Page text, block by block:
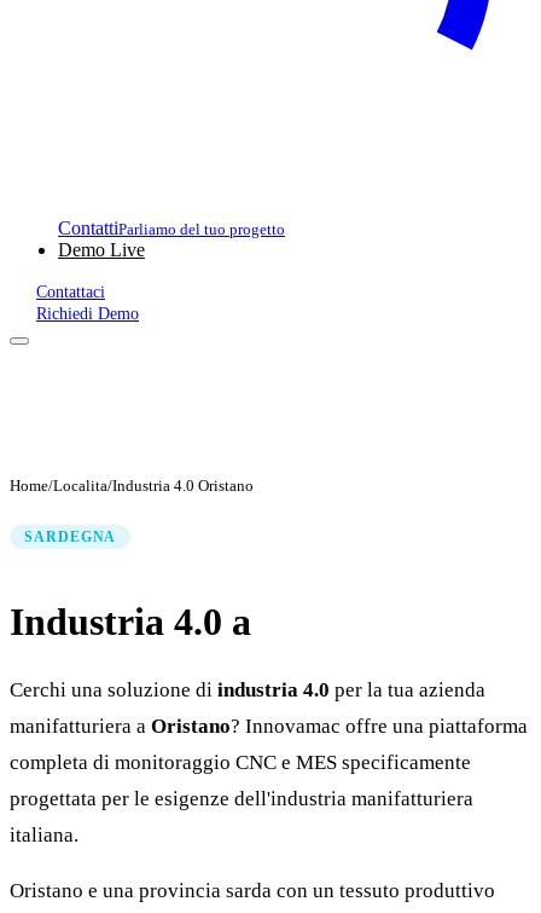
ContattiParliamo del tuo progetto
Demo Live
Contattaci
Richiedi Demo
Home/Localita/Industria 4.0 Oristano
SARDEGNA
Industria 4.0 a
Cerchi una soluzione di industria 4.0 per la tua azienda
manifatturiera a Oristano? Innovamac offre una piattaforma
completa di monitoraggio CNC e MES specificamente
progettata per le esigenze dell'industria manifatturiera
italiana.
Oristano e una provincia sarda con un tessuto produttivo